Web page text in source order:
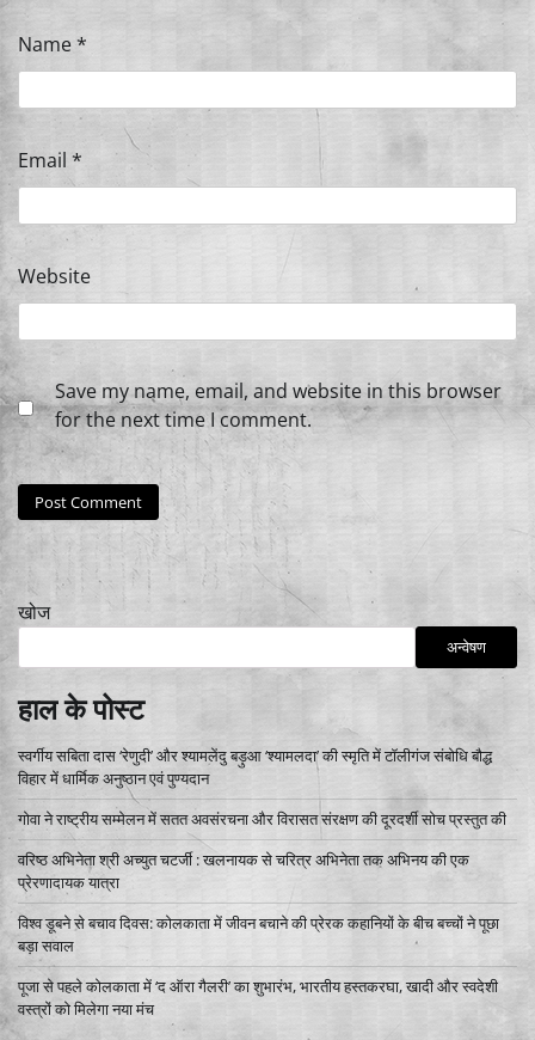
Name*
Email *
Website
Save my name, email, and website in this browser
for the next time I comment.
खोज
अन्वेषण
हाल के पोस्ट
स्वर्गीय सबिता दास ‘रेणुदी’ और श्यामलेंदु बड़ुआ ‘श्यामलदा’ की स्मृति में टॉलीगंज संबोधि बौद्ध
विहार में धार्मिक अनुष्ठान एवं पुण्यदान
गोवा ने राष्ट्रीय सम्मेलन में सतत अवसंरचना और विरासत संरक्षण की दूरदर्शी सोच प्रस्तुत की
वरिष्ठ अभिनेता श्री अच्युत चटर्जी : खलनायक से चरित्र अभिनेता तक अभिनय की एक
प्रेरणादायक यात्रा
विश्व डूबने से बचाव दिवस: कोलकाता में जीवन बचाने की प्रेरक कहानियों के बीच बच्चों ने पूछा
बड़ा सवाल
पूजा से पहले कोलकाता में ‘द ऑरा गैलरी’ का शुभारंभ, भारतीय हस्तकरघा, खादी और स्वदेशी
वस्त्रों को मिलेगा नया मंच